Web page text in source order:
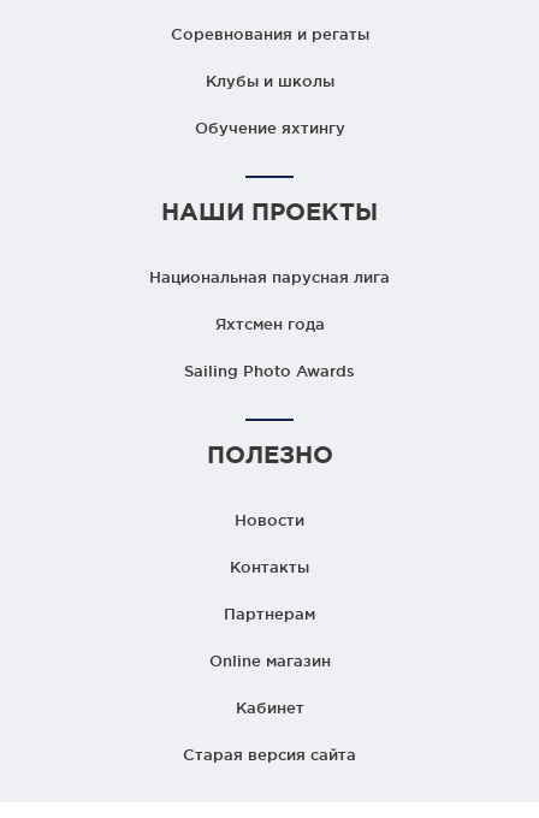
Соревнования и регаты
Клубы и школы
Обучение яхтингу
НАШИ ПРОЕКТЫ
Национальная парусная лига
Яхтсмен года
Sailing Photo Awards
ПОЛЕЗНО
Новости
Контакты
Партнерам
Online магазин
Кабинет
Старая версия сайта